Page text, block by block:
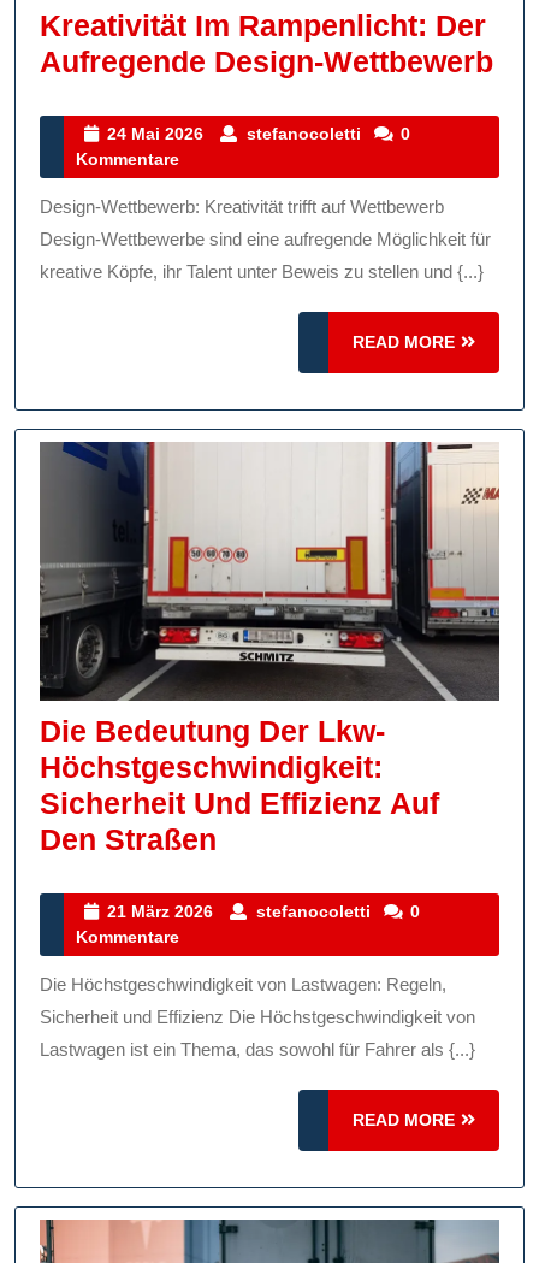
Kreativität Im Rampenlicht: Der
Aufregende Design-Wettbewerb
24 Mai 2026
24
2026
stefanocoletti stefanocoletti
0
Kommentare
Design-Wettbewerb: Kreativität trifft auf Wettbewerb
Design-Wettbewerbe sind eine aufregende Möglichkeit für
kreative Köpfe, ihr Talent unter Beweis zu stellen und {...}
READ MORE
READ
MORE
Die Bedeutung Der Lkw-
Höchstgeschwindigkeit:
Sicherheit Und Effizienz Auf
Den Straßen
Der
Sicherheit
Und
Effizienz
Straßen
21 März 2026
21
2026
stefanocoletti stefanocoletti
0
Kommentare
Die Höchstgeschwindigkeit von Lastwagen: Regeln,
Sicherheit und Effizienz Die Höchstgeschwindigkeit von
Lastwagen ist ein Thema, das sowohl für Fahrer als {...}
READ MORE
READ
MORE